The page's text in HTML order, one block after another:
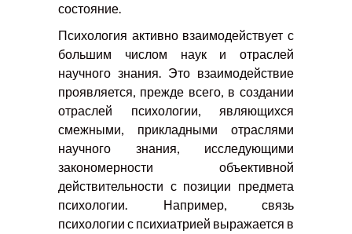
состояние.
Психология активно взаимодействует с
большим числом наук и отраслей
научного знания. Это взаимодействие
проявляется, прежде всего, в создании
отраслей психологии, являющихся
смежными, прикладными отраслями
научного знания, исследующими
закономерности объективной
действительности с позиции предмета
психологии. Например, связь
психологии с психиатрией выражается в